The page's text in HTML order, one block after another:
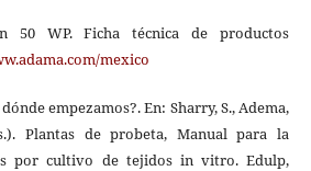
50 WP. Ficha técnica de productos
mexico
empezamos?. En: Sharry, S., Adema,
Plantas de probeta, Manual para la
por cultivo de tejidos in vitro. Edulp,